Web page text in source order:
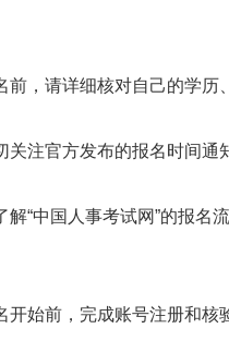
，请详细核对自己的学历
注官方发布的报名时间通
中国人事考试网”的报名
始前，完成账号注册和核